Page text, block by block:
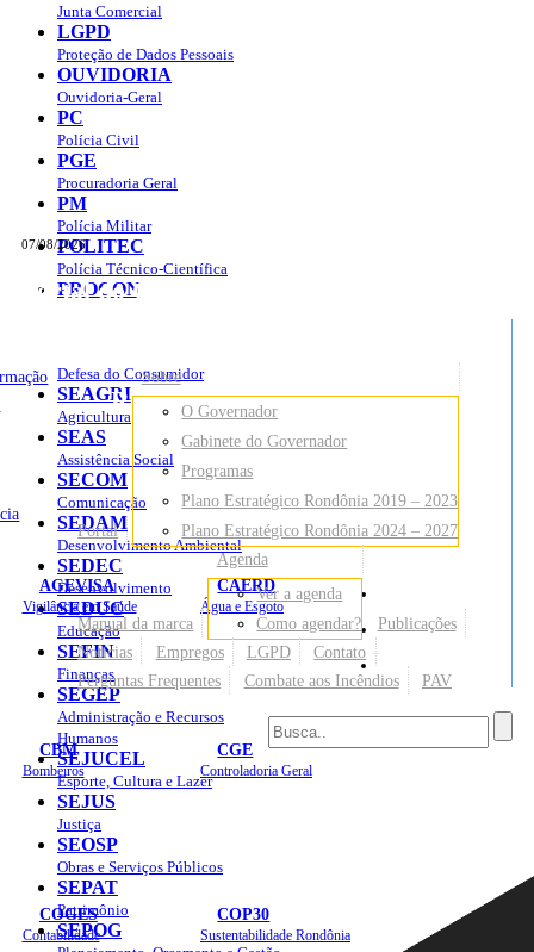
07/08/2026
Portal do Governo do
Rondônia
AGEVISA
Vigilância em Saúde
CAERD
Água e Esgoto
CBM
Bombeiros
CGE
Controladoria Geral
COGES
Contabilidade
COP30
Sustentabilidade Rondônia
Sites
Portal
Sobre
O Governador
Gabinete do Governador
Programas
Plano Estratégico Rondônia 2019 – 2023
Plano Estratégico Rondônia 2024 – 2027
Manual da marca
Agenda
Ver a agenda
Como agendar?
Publicações
Notícias
Empregos LGPD
Contato
Perguntas Frequentes
Combate aos Incêndios PAV
Junta Comercial
LGPD
Proteção de Dados Pessoais
OUVIDORIA
Ouvidoria-Geral
PC
Polícia Civil
PGE
Procuradoria Geral
PM
Polícia Militar
POLITEC
Polícia Técnico-Científica
PROCON
Defesa do Consumidor
SEAGRI
Agricultura
SEAS
Assistência Social
SECOM
Comunicação
SEDAM
Desenvolvimento Ambiental
SEDEC
Desenvolvimento
SEDUC
Educação
SEFIN
Finanças
SEGEP
Administração e Recursos
Humanos
SEJUCEL
Esporte, Cultura e Lazer
SEJUS
Justiça
SEOSP
Obras e Serviços Públicos
SEPAT
Patrimônio
SEPOG